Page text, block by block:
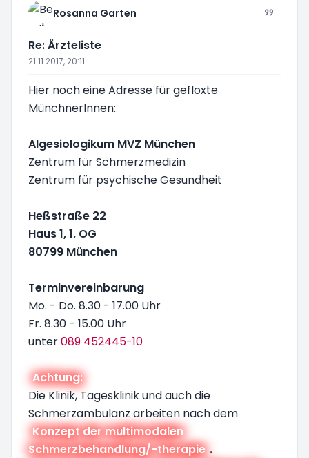
Rosanna Garten
Re: Ärzteliste
21.11.2017, 20:11
Hier noch eine Adresse für gefloxte
MünchnerInnen:
Algesiologikum MVZ München
Zentrum für Schmerzmedizin
Zentrum für psychische Gesundheit
Heßstraße 22
Haus 1, 1. OG
80799 München
Terminvereinbarung
Mo. - Do. 8.30 - 17.00 Uhr
Fr. 8.30 - 15.00 Uhr
unter089 452445-10
Achtung:
Die Klinik, Tagesklinik und auch die
Schmerzambulanz arbeiten nach dem
Konzept der multimodalen
Schmerzbehandlung/-therapie .